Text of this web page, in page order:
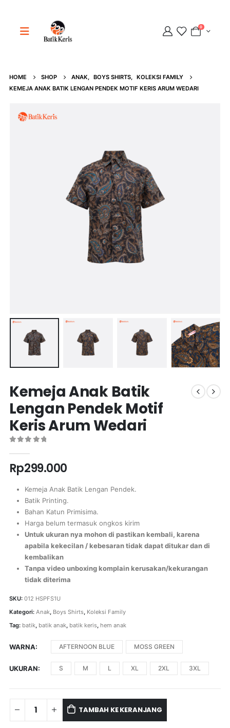
0
HOME SHOP ANAK, BOYS SHIRTS, KOLEKSI FAMILY
KEMEJA ANAK BATIK LENGAN PENDEK MOTIF KERIS ARUM WEDARI
Kemeja Anak Batik
Lengan Pendek Motif
Keris Arum Wedari
Rp299.000
Kemeja Anak Batik Lengan Pendek.
Batik Printing.
Bahan Katun Primisima.
Harga belum termasuk ongkos kirim
Untuk ukuran nya mohon di pastikan kembali, karena
apabila kekecilan / kebesaran tidak dapat ditukar dan di
kembalikan
Tanpa video unboxing komplain kerusakan/kekurangan
tidak diterima
SKU: 012 HSPFS1U
Kategori: Anak, Boys Shirts, Koleksi Family
Tag: batik, batik anak, batik keris, hem anak
WARNA AFTERNOON BLUE MOSS GREEN
UKURAN S M L XL 2XL 3XL
TAMBAH KE KERANJANG
Adipati